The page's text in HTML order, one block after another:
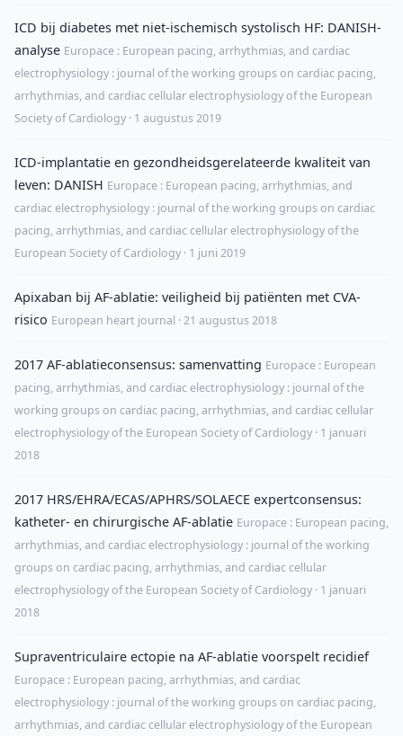
ICD bij diabetes met niet-ischemisch systolisch HF: DANISH-
analyse Europace : European pacing, arrhythmias, and cardiac
electrophysiology : journal of the working groups on cardiac pacing,
arrhythmias, and cardiac cellular electrophysiology of the European
Society of Cardiology · 1 augustus 2019
ICD-implantatie en gezondheidsgerelateerde kwaliteit van
leven: DANISH Europace : European pacing, arrhythmias, and
cardiac electrophysiology : journal of the working groups on cardiac
pacing, arrhythmias, and cardiac cellular electrophysiology of the
European Society of Cardiology · 1 juni 2019
Apixaban bij AF-ablatie: veiligheid bij patiënten met CVA-
risico European heart journal · 21 augustus 2018
2017 AF-ablatieconsensus: samenvatting Europace : European
pacing, arrhythmias, and cardiac electrophysiology : journal of the
working groups on cardiac pacing, arrhythmias, and cardiac cellular
electrophysiology of the European Society of Cardiology · 1 januari
2018
2017 HRS/EHRA/ECAS/APHRS/SOLAECE expertconsensus:
katheter- en chirurgische AF-ablatie Europace : European pacing,
arrhythmias, and cardiac electrophysiology : journal of the working
groups on cardiac pacing, arrhythmias, and cardiac cellular
electrophysiology of the European Society of Cardiology · 1 januari
2018
Supraventriculaire ectopie na AF-ablatie voorspelt recidief
Europace : European pacing, arrhythmias, and cardiac
electrophysiology : journal of the working groups on cardiac pacing,
arrhythmias, and cardiac cellular electrophysiology of the European